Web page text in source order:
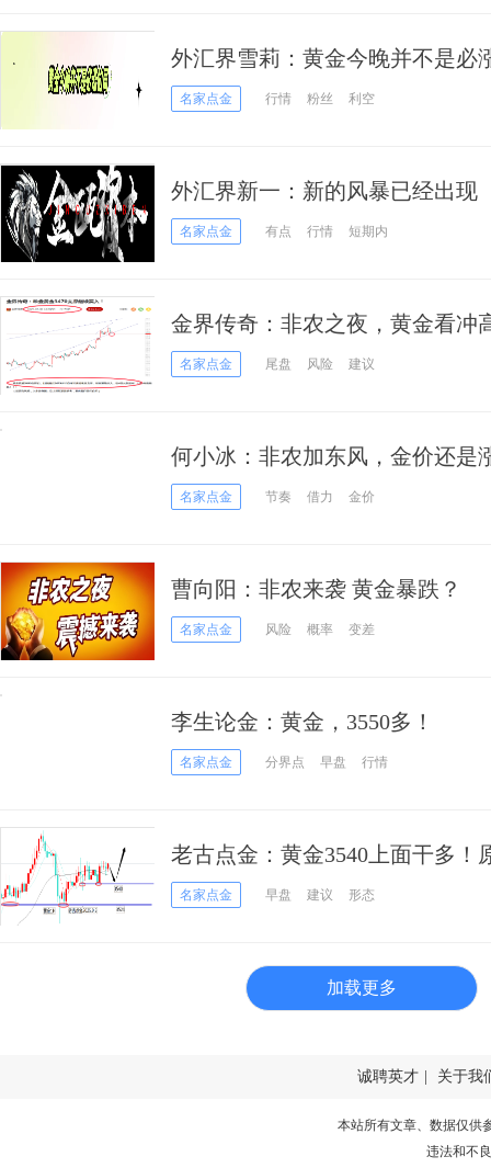
外汇界雪莉：黄金今晚并不是必
名家点金 行情 粉丝 利空
外汇界新一：新的风暴已经出现
名家点金 有点 行情 短期内
金界传奇：非农之夜，黄金看冲
名家点金 尾盘 风险 建议
何小冰：非农加东风，金价还是
名家点金 节奏 借力 金价
曹向阳：非农来袭 黄金暴跌？
名家点金 风险 概率 变差
李生论金：黄金，3550多！
名家点金 分界点 早盘 行情
老古点金：黄金3540上面干多！
名家点金 早盘 建议 形态
加载更多
诚聘英才 | 关于我
本站所有文章、数据仅供
违法和不